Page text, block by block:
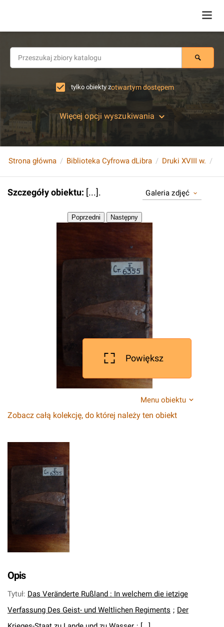
tylko obiekty zotwartym dostępem
Więcej opcji wyszukiwania
Strona główna Biblioteka Cyfrowa dLibra Druki XVIII w.
Szczegóły obiektu: [...]. Galeria zdjęć
Powiększ
Menu obiektu
Zobacz całą kolekcję, do której należy ten obiekt
Opis
Tytuł: Das Veränderte Rußland : In welchem die ietzige
Verfassung Des Geist- und Weltlichen Regiments ; Der